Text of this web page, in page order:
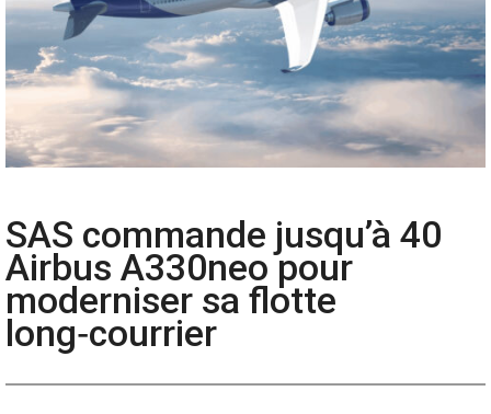
SAS commande jusqu’à 40
Airbus A330neo pour
moderniser sa flotte
long‑courrier